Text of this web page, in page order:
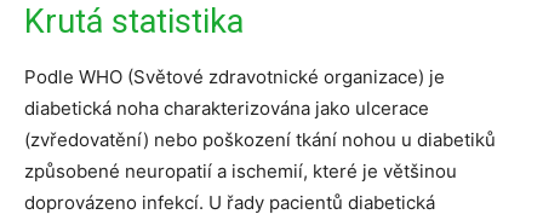
Krutá statistika
Podle WHO (Světové zdravotnické organizace) je
diabetická noha charakterizována jako ulcerace
(zvředovatění) nebo poškození tkání nohou u diabetiků
způsobené neuropatií a ischemií, které je většinou
doprovázeno infekcí. U řady pacientů diabetická